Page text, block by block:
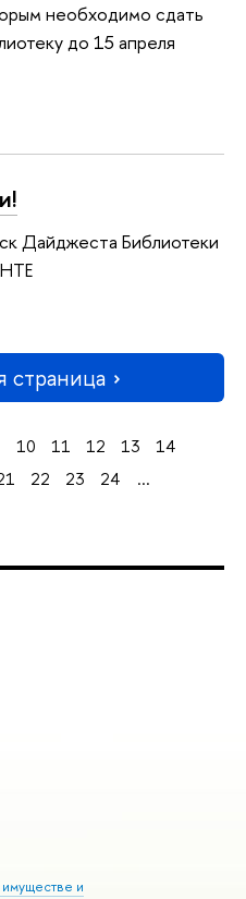
необходимо сдать
до 15 апреля
Дайджеста Библиотеки
10 11 12 13
14
22 23 24
...
и